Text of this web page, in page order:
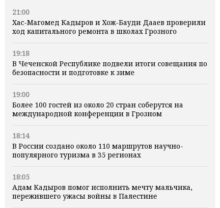
21:00
Хас-Магомед Кадыров и Хож-Бауди Дааев проверили
ход капитального ремонта в школах Грозного
19:18
В Чеченской Республике подвели итоги совещания по
безопасности и подготовке к зиме
19:00
Более 100 гостей из около 20 стран соберутся на
международной конференции в Грозном
18:14
В России создано около 110 маршрутов научно-
популярного туризма в 35 регионах
18:05
Адам Кадыров помог исполнить мечту мальчика,
пережившего ужасы войны в Палестине